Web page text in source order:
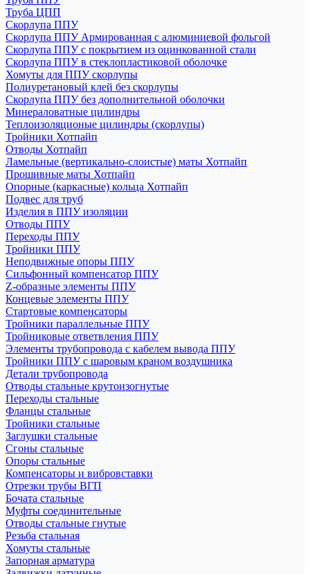
Труба ЦПП
Скорлупа ППУ
Скорлупа ППУ Армированная с алюминиевой фольгой
Скорлупа ППУ с покрытием из оцинкованной стали
Скорлупа ППУ в стеклопластиковой оболочке
Хомуты для ППУ скорлупы
Полиуретановый клей без скорлупы
Скорлупа ППУ без дополнительной оболочки
Минераловатные цилиндры
Теплоизоляционые цилиндры (скорлупы)
Тройники Хотпайп
Отводы Хотпайп
Ламельные (вертикально-слоистые) маты Хотпайп
Прошивные маты Хотпайп
Опорные (каркасные) кольца Хотпайп
Подвес для труб
Изделия в ППУ изоляции
Отводы ППУ
Переходы ППУ
Тройники ППУ
Неподвижные опоры ППУ
Cильфонный компенсатор ППУ
Z-образные элементы ППУ
Концевые элементы ППУ
Стартовые компенсаторы
Тройники параллельные ППУ
Тройниковые ответвления ППУ
Элементы трубопровода с кабелем вывода ППУ
Тройники ППУ с шаровым краном воздушника
Детали трубопровода
Отводы стальные крутоизогнутые
Переходы стальные
Фланцы стальные
Тройники стальные
Заглушки стальные
Сгоны стальные
Опоры стальные
Компенсаторы и вибровставки
Отрезки трубы ВГП
Бочата стальные
Муфты соединительные
Отводы стальные гнутые
Резьба стальная
Хомуты стальные
Запорная арматура